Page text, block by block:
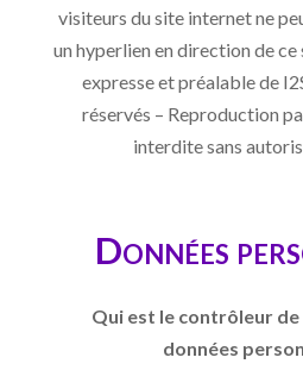
visiteurs du site internet ne
un hyperlien en direction de ce
expresse et préalable de
réservés – Reproduction
interdite sans
Données
Qui est le contrôleur de
données